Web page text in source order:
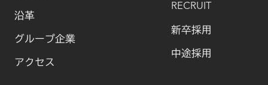
沿革
グループ企業
アクセス
RECRUIT
新卒採用
中途採用